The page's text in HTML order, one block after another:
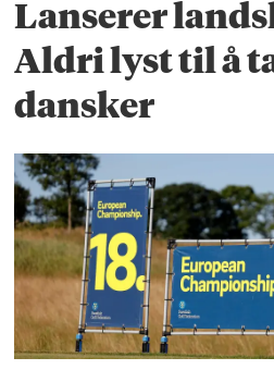
Lanserer
Aldri lyst til å
dansker